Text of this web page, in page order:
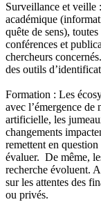
Surveillance et veille
académique
quête de sens),
conférences et
chercheurs
des outils
Formation : Les
avec l’émergence
artificielle, les
changements
remettent en
évaluer. De même,
recherche évoluent.
sur les attentes des
ou privés.